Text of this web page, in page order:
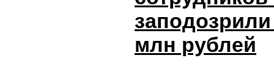
млн рублей